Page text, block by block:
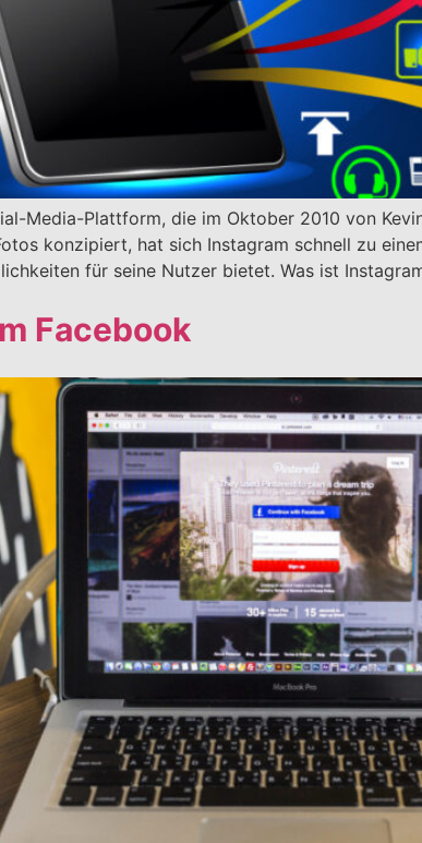
Media-Plattform, die im Oktober 2010 von
konzipiert, hat sich Instagram schnell zu
für seine Nutzer bietet. Was ist
Facebook